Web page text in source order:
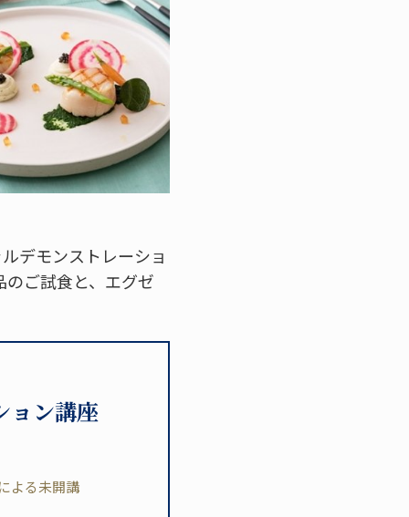
デモンストレーショ
ご試食と、エグゼ
ョン講座
よる未開講